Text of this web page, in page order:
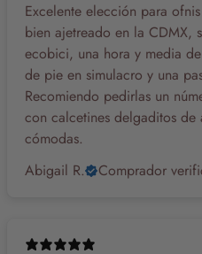
Excelente elección para
bien ajetreado en la CDMX,
ecobici, una hora y media
de pie en simulacro y una
Recomiendo pedirlas un
con calcetines delgaditos
cómodas.
Abigail R.
Comprador